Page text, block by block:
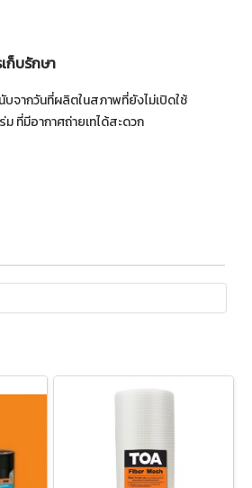
ก็บรักษา
บจากวันที่ผลิตในสภาพที่ยังไม่เปิดใช้
ม ที่มีอากาศถ่ายเทได้สะดวก